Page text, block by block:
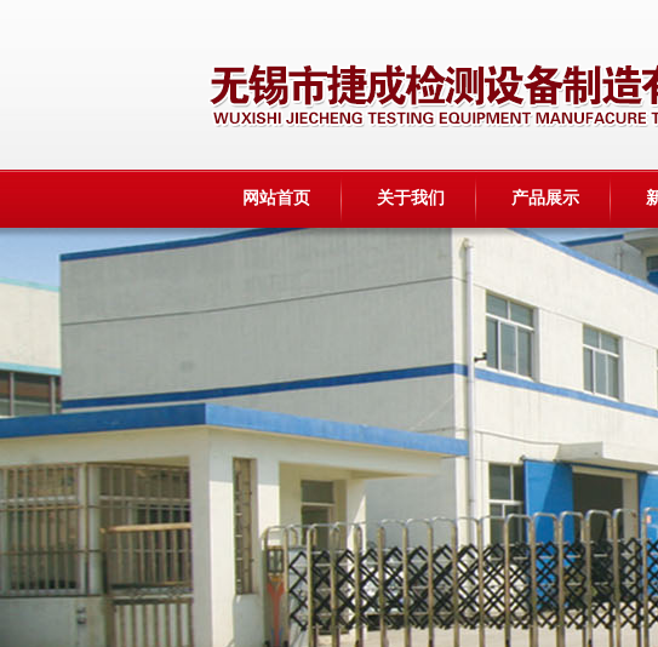
网站首页 关于我们 产品展示